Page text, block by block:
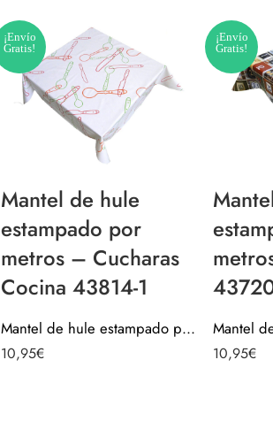
¡Envío
Gratis!
Mantel de hule
estampado por
metros – Cucharas
Cocina 43814-1
Mantel de hule estampado por metros – Cucharas Cocina 43814-1
10,95€
¡Envío
Gratis!
10,95€